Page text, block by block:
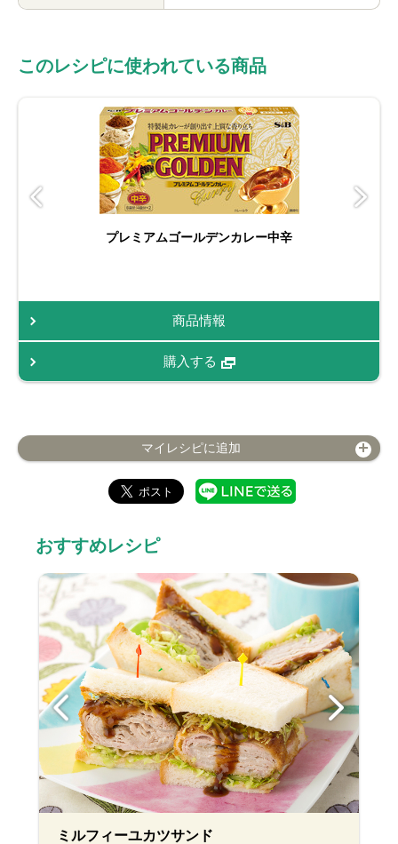
このレシピに使われている商品
プレミアムゴールデンカレー中辛
商品情報
購入する
マイレシピに追加
おすすめレシピ
ミルフィーユカツサンド